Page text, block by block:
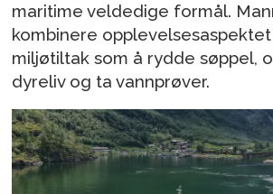
maritime veldedige formål.
kombinere
miljøtiltak som å rydde søppel,
dyreliv og ta vannprøver.